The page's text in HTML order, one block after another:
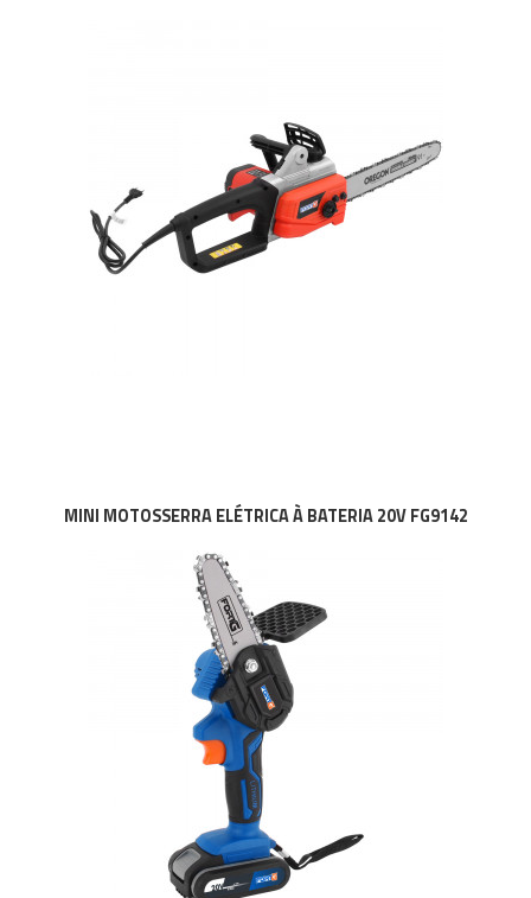
MINI MOTOSSERRA ELÉTRICA À BATERIA 20V FG9142